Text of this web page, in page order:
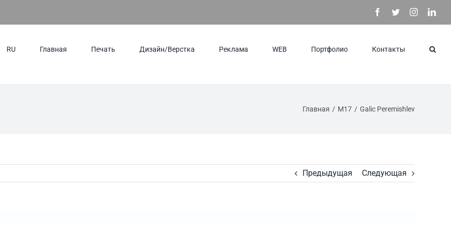
Facebook
TwitterInstagram
Главная Печать Дизайн/Верстка Реклама WEB Портфолио Контакты
Главная / M17 / Galic Peremishlev
Предыдущая Следующая